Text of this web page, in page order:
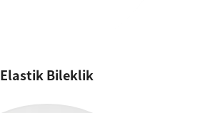
Elastik Bileklik